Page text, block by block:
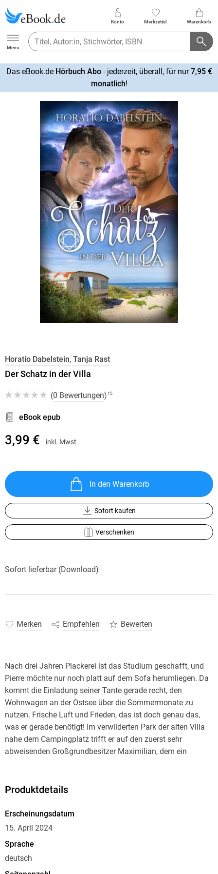
Ebook.de
Menu
Konto Merkzettel Warenkorb
Das eBook.de Hörbuch Abo- jederzeit, überall, für nur7,95 €
monatlich!
Horatio Dabelstein, Tanja Rast
Der Schatz in der Villa
(0 Bewertungen) 15
eBook epub
3,99 € inkl. Mwst.
In den Warenkorb
Sofort kaufen
Verschenken
Sofort lieferbar (Download)
Merken Empfehlen Bewerten
Nach drei Jahren Plackerei ist das Studium geschafft, und
Pierre möchte nur noch platt auf dem Sofa herumliegen. Da
kommt die Einladung seiner Tante gerade recht, den
Wohnwagen an der Ostsee über die Sommermonate zu
nutzen. Frische Luft und Frieden, das ist doch genau das,
was er gerade benötigt! Im verwilderten Park der alten Villa
nahe dem Campingplatz trifft er auf den zuerst sehr
abweisenden Großgrundbesitzer Maximilian, dem ein
Touristen, die wohl sein Land mit einem Naherholungsgebiet
und dessen Gaydar meldet schüchtern ein positives
Messergebnis. Doch irgendetwas ist ganz und gar nicht in
Maximilian zusammen. Gut, dass Pierres Interesse an
diesem Mann ohnehin entflammt ist. Fast zu spät
Produktdetails
Erscheinungsdatum
15. April 2024
Sprache
deutsch